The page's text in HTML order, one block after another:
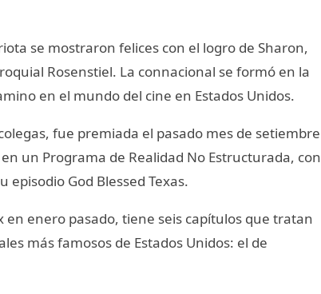
se mostraron felices con el logro de Sharon,
Rosenstiel. La connacional se formó en la
en el mundo del cine en Estados Unidos.
fue premiada el pasado mes de setiembre
un Programa de Realidad No Estructurada, con
God Blessed Texas.
en enero pasado, tiene seis capítulos que tratan
más famosos de Estados Unidos: el de